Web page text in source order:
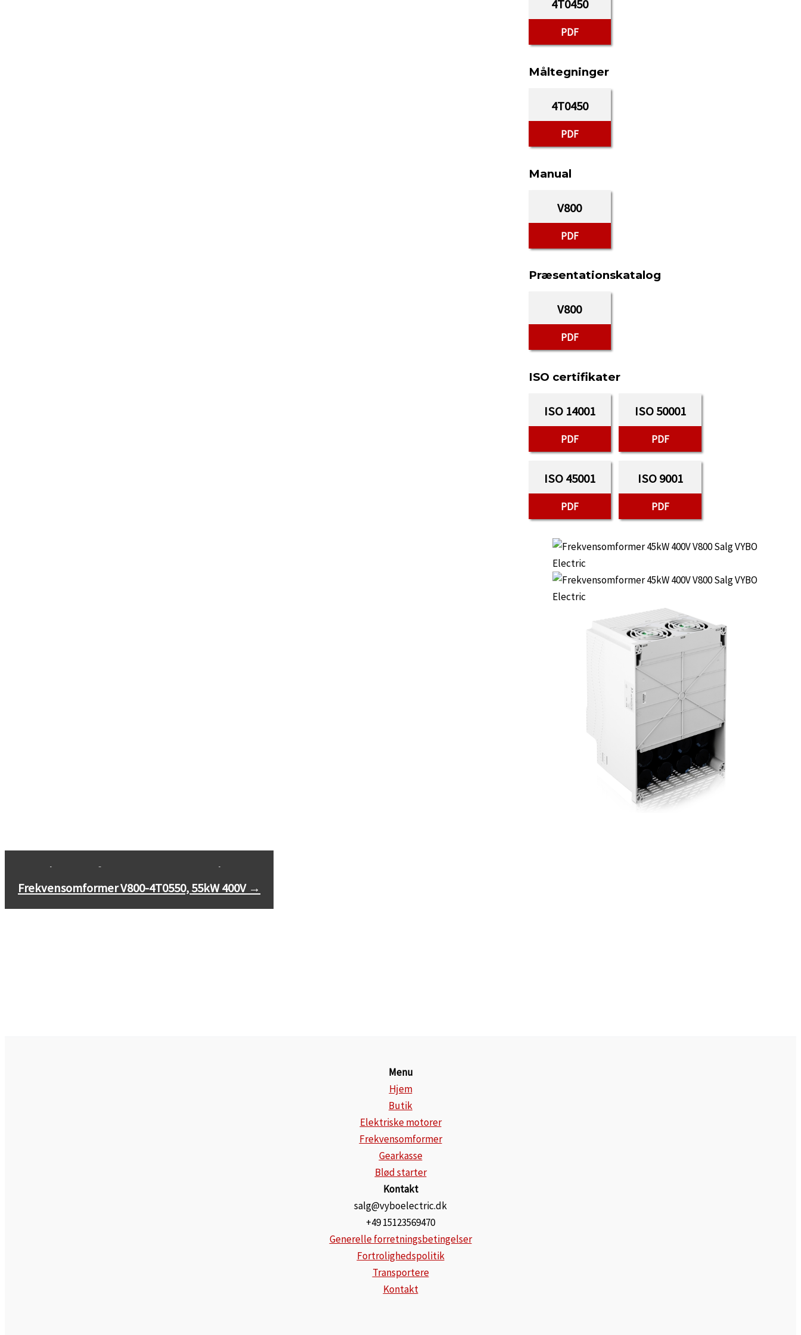
4T0450
PDF
Måltegninger
4T0450
PDF
Manual
V800
PDF
Præsentationskatalog
V800
PDF
ISO certifikater
ISO 14001
PDF
ISO 50001
PDF
ISO 45001
PDF
ISO 9001
PDF
Frekvensomformer V800-4T0370, 37kW 400V
Frekvensomformer V800-4T0550, 55kW 400V →
Menu
Hjem
Butik
Elektriske motorer
Frekvensomformer
Gearkasse
Blød starter
Kontakt
salg@vyboelectric.dk
+49 15123569470
Generelle forretningsbetingelser
Fortrolighedspolitik
Transportere
Kontakt